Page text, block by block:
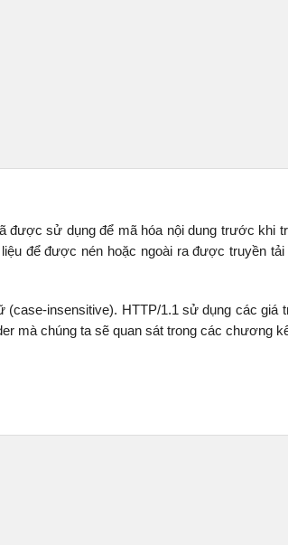
được sử dụng để mã hóa nội dung trước khi
để được nén hoặc ngoài ra được truyền tải
insensitive). HTTP/1.1 sử dụng các giá
mà chúng ta sẽ quan sát trong các chương